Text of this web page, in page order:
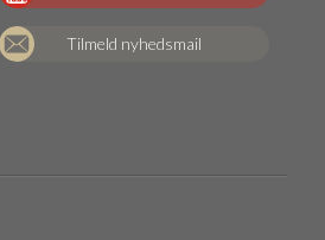
Tilmeld nyhedsmail